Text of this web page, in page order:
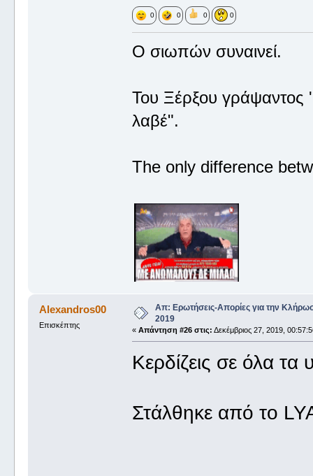
0 0 0 0
Ο σιωπών συναινεί.
Του Ξέρξου
λαβέ".
The only difference
Alexandros00
Επισκέπτης
Απ: Ερωτήσεις-Απορίες για την
2019
«Απάντηση #26 στις: Δεκέμβριος 27, 2019,
Κερδίζεις σε όλα
Στάλθηκε από το